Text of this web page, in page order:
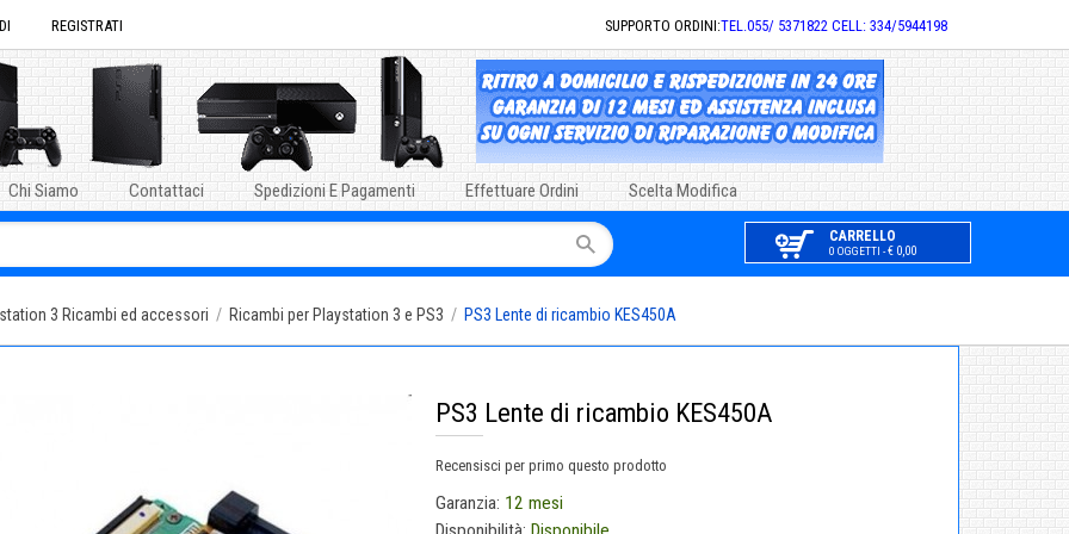
REGISTRATI SUPPORTO ORDINI:TEL.055/ 5371822 CELL: 334/5944198
Chi Siamo Contattaci Spedizioni E Pagamenti Effettuare Ordini Scelta Modifica
CARRELLO
0 OGGETTI -€ 0,00
3 Ricambi ed accessori / Ricambi per Playstation 3 e PS3 / PS3 Lente di ricambio KES450A
PS3 Lente di ricambio KES450A
Recensisci per primo questo prodotto
Garanzia: 12 mesi